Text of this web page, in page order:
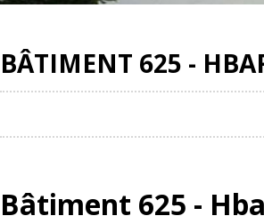
BÂTIMENT 625 -
Bâtiment 625 -